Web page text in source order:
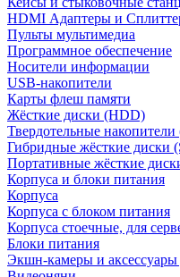
HDMI Адаптеры и
Пульты мультимедиа
Программное обеспечение
Носители информации
USB-накопители
Карты флеш памяти
Жёсткие диски (HDD)
Твердотельные накопители
Гибридные жёсткие диски
Портативные жёсткие
Корпуса и блоки питания
Корпуса
Корпуса с блоком питания
Корпуса стоечные, для
Блоки питания
Экшн-камеры и аксессуары